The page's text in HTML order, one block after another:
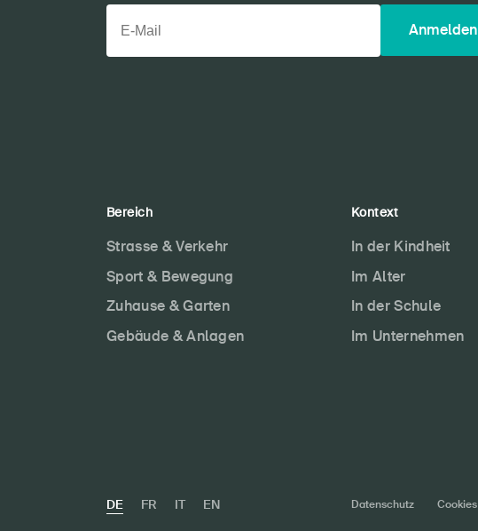
Anmelden
Bereich
Strasse & Verkehr
Sport & Bewegung
Zuhause & Garten
Gebäude & Anlagen
Kontext
In der Kindheit
Im Alter
In der Schule
Im Unternehmen
DE FR IT EN Datenschutz Cookies